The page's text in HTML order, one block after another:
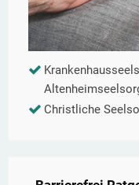
Christliche